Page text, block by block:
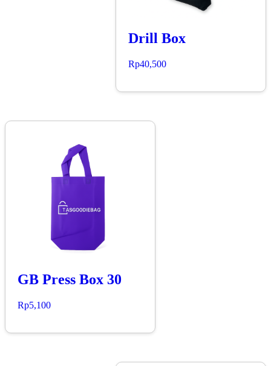
Drill Box
Rp40,500
GB Press Box 30
Rp5,100